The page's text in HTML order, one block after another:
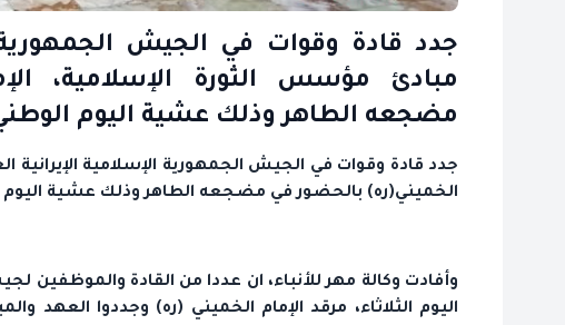
جدد قادة وقوات في الجيش الجمهورية
مبادئ مؤسس الثورة الإسلامية،
مضجعه الطاهر وذلك عشية اليوم
جدد قادة وقوات في الجيش الجمهورية الإسلامية الإيرانية
الخميني(ره) بالحضور في مضجعه الطاهر وذلك عشية
وأفادت وكالة مهر للأنباء، ان عددا من القادة والموظفين
اليوم الثلاثاء، مرقد الإمام الخميني (ره) وجددوا العهد